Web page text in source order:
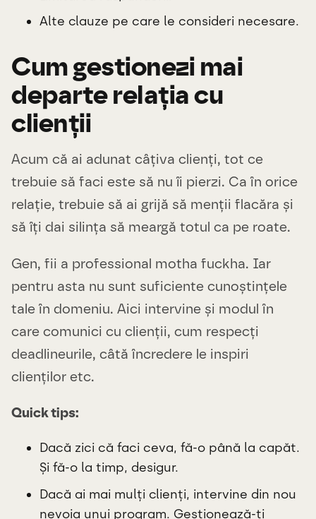
Alte clauze pe care le consideri necesare.
Cum gestionezi mai
departe relația cu
clienții
Acum că ai adunat câțiva clienți, tot ce
trebuie să faci este să nu îi pierzi. Ca în orice
relație, trebuie să ai grijă să menții flacăra și
să îți dai silința să meargă totul ca pe roate.
Gen, fii a professional motha fuckha. Iar
pentru asta nu sunt suficiente cunoștințele
tale în domeniu. Aici intervine și modul în
care comunici cu clienții, cum respecți
deadlineurile, câtă încredere le inspiri
clienților etc.
Quick tips:
Dacă zici că faci ceva, fă-o până la capăt.
Și fă-o la timp, desigur.
Dacă ai mai mulți clienți, intervine din nou
nevoia unui program. Gestionează-ți